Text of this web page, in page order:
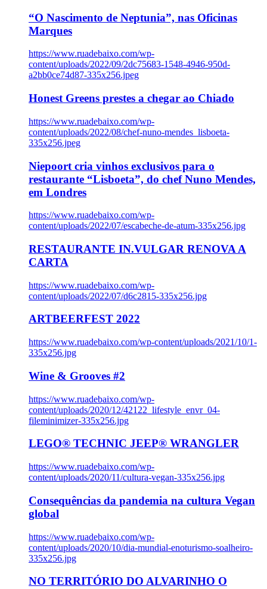
“O Nascimento de Neptunia”, nas Oficinas
Marques
https://www.ruadebaixo.com/wp-
content/uploads/2022/09/2dc75683-1548-4946-950d-
a2bb0ce74d87-335x256.jpeg
Honest Greens prestes a chegar ao Chiado
https://www.ruadebaixo.com/wp-
content/uploads/2022/08/chef-nuno-mendes_lisboeta-
335x256.jpeg
Niepoort cria vinhos exclusivos para o
restaurante “Lisboeta”, do chef Nuno Mendes,
em Londres
https://www.ruadebaixo.com/wp-
content/uploads/2022/07/escabeche-de-atum-335x256.jpg
RESTAURANTE IN.VULGAR RENOVA A
CARTA
https://www.ruadebaixo.com/wp-
content/uploads/2022/07/d6c2815-335x256.jpg
ARTBEERFEST 2022
https://www.ruadebaixo.com/wp-content/uploads/2021/10/1-
335x256.jpg
Wine & Grooves #2
https://www.ruadebaixo.com/wp-
content/uploads/2020/12/42122_lifestyle_envr_04-
fileminimizer-335x256.jpg
LEGO® TECHNIC JEEP® WRANGLER
https://www.ruadebaixo.com/wp-
content/uploads/2020/11/cultura-vegan-335x256.jpg
Consequências da pandemia na cultura Vegan
global
https://www.ruadebaixo.com/wp-
content/uploads/2020/10/dia-mundial-enoturismo-soalheiro-
335x256.jpg
NO TERRITÓRIO DO ALVARINHO O